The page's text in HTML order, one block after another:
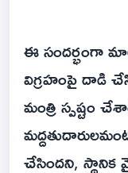
ఈ సందర్భంగా
విగ్రహంపై దాడి
మంత్రి స్పష్టం
చేసిందని,